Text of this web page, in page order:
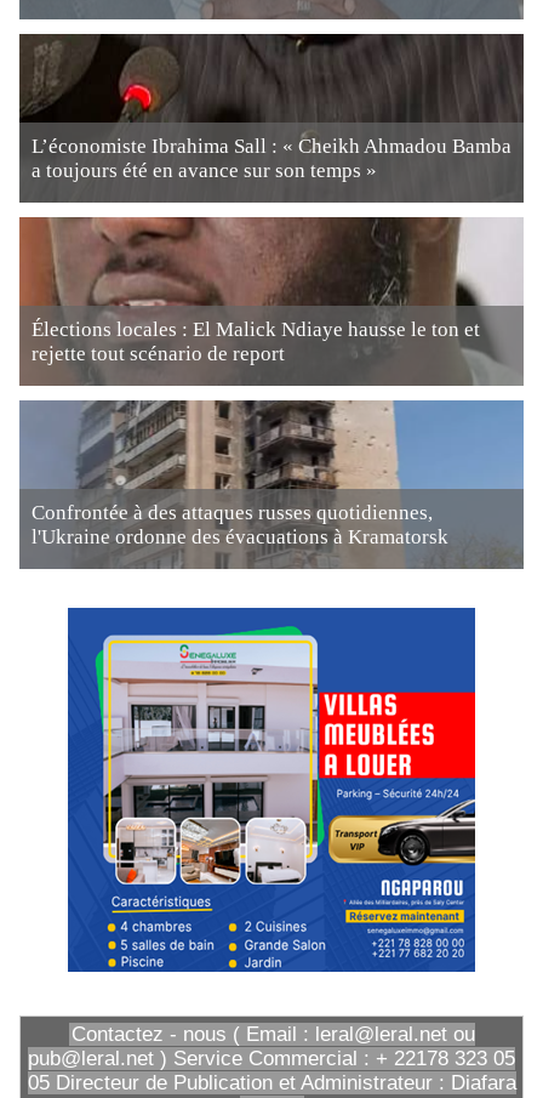
L’économiste Ibrahima Sall : « Cheikh Ahmadou Bamba
a toujours été en avance sur son temps »
Élections locales : El Malick Ndiaye hausse le ton et
rejette tout scénario de report
Confrontée à des attaques russes quotidiennes,
l'Ukraine ordonne des évacuations à Kramatorsk
Contactez - nous ( Email : leral@leral.net ou
pub@leral.net ) Service Commercial : + 22178 323 05
05 Directeur de Publication et Administrateur : Diafara